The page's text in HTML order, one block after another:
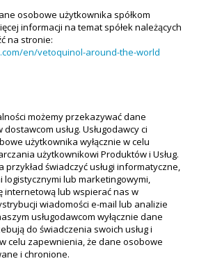
osobowe użytkownika spółkom
informacji na temat spółek należących
na stronie:
en/vetoquinol-around-the-world
możemy przekazywać dane
usług. Usługodawcy ci
użytkownika wyłącznie w celu
użytkownikowi Produktów i Usług.
przykład świadczyć usługi informatyczne,
lub marketingowymi,
internetową lub wspierać nas w
wiadomości e-mail lub analizie
usługodawcom wyłącznie dane
do świadczenia swoich usług i
celu zapewnienia, że dane osobowe
i chronione.